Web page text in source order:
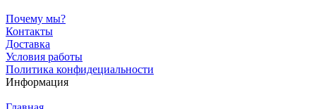
Почему мы?
Контакты
Доставка
Условия работы
Политика конфидециальности
Информация